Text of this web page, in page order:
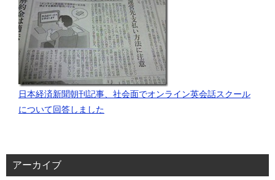
日本経済新聞朝刊記事、社会面でオンライン英会話スクール
について回答しました
アーカイブ